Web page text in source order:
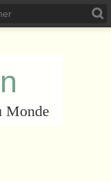
Monde